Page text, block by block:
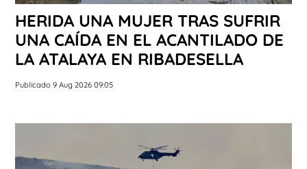
HERIDA UNA MUJER TRAS SUFRIR
UNA CAÍDA EN EL ACANTILADO DE
LA ATALAYA EN RIBADESELLA
Publicado 9 Aug 2026 09:05